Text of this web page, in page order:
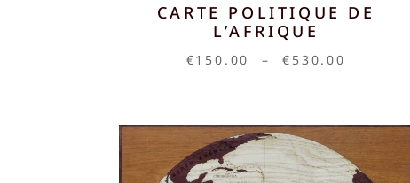
CARTE POLITIQUE DE
L’AFRIQUE
€150.00 – € 530.00
€150.00
€530.00